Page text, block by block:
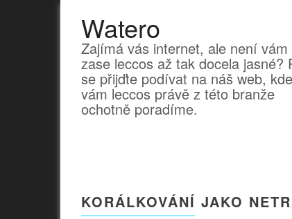
Watero
Zajímá vás internet, ale není vám
zase leccos až tak docela jasné?
se přijďte podívat na náš web, kde
vám leccos právě z této branže
ochotně poradíme.
KORÁLKOVÁNÍ JAKO